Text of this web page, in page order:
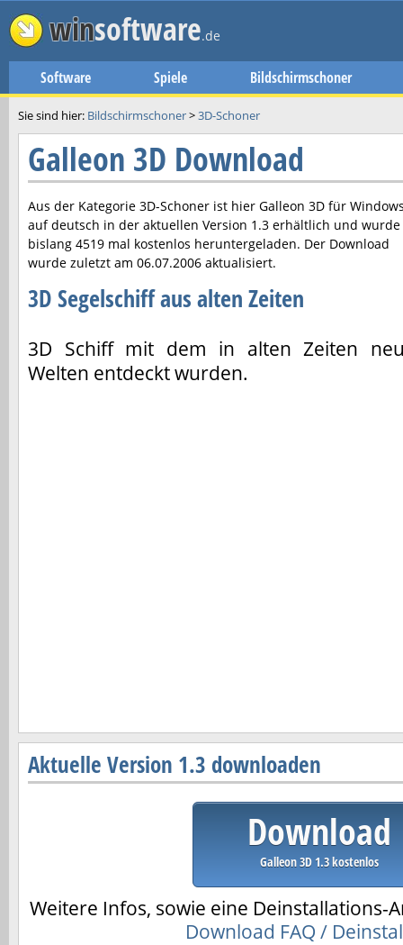
winsoftware.de
Software Spiele Bildschirmschoner
Sie sind hier: Bildschirmschoner>3D-Schoner
Galleon 3D Download
Aus der Kategorie 3D-Schoner ist hier Galleon 3D für
auf deutsch in der aktuellen Version 1.3 erhältlich und wurde
bislang 4519 mal kostenlos heruntergeladen. Der Download
wurde zuletzt am 06.07.2006 aktualisiert.
3D Segelschiff aus alten Zeiten
3D Schiff mit dem in alten Zeiten
Welten entdeckt wurden.
Aktuelle Version 1.3 downloaden
Download
Galleon 3D 1.3 kostenlos
Weitere Infos, sowie eine Deinstallations-
Download FAQ /